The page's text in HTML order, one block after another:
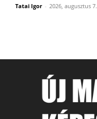
Tatai Igor - 2026, augusztus 7.